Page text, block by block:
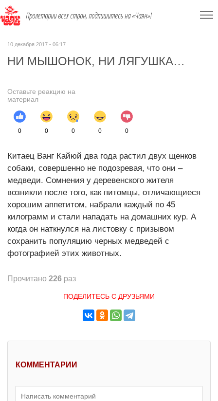
Пролетарии всех стран, подпишитесь на «Чаян»!
10 декабря 2017 - 06:17
НИ МЫШОНОК, НИ ЛЯГУШКА…
Оставьте реакцию на
материал
0 0 0 0 0
Китаец Ванг Кайюй два года растил двух щенков
собаки, совершенно не подозревая, что они –
медведи. Сомнения у деревенского жителя
возникли после того, как питомцы, отличающиеся
хорошим аппетитом, набрали каждый по 45
килограмм и стали нападать на домашних кур. А
когда он наткнулся на листовку с призывом
сохранить популяцию черных медведей с
фотографией этих животных.
Прочитано 226 раз
ПОДЕЛИТЕСЬ С ДРУЗЬЯМИ
КОММЕНТАРИИ